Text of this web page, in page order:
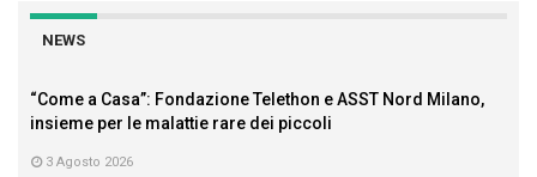
NEWS
“Come a Casa”: Fondazione Telethon e ASST Nord Milano,
insieme per le malattie rare dei piccoli
3 Agosto 2026